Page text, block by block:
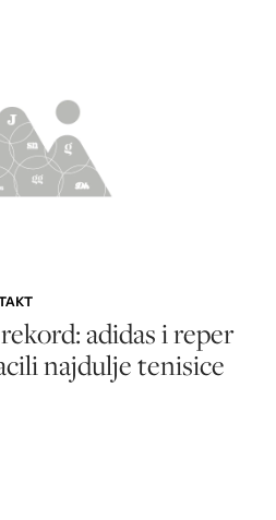
adidas i reper
najdulje tenisice